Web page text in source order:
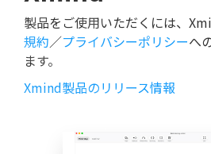
製品をご使用いただくには、
規約／プライバシーポリシーへ
ます。
Xmind製品のリリース情報